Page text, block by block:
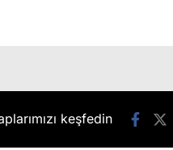
keşfedin